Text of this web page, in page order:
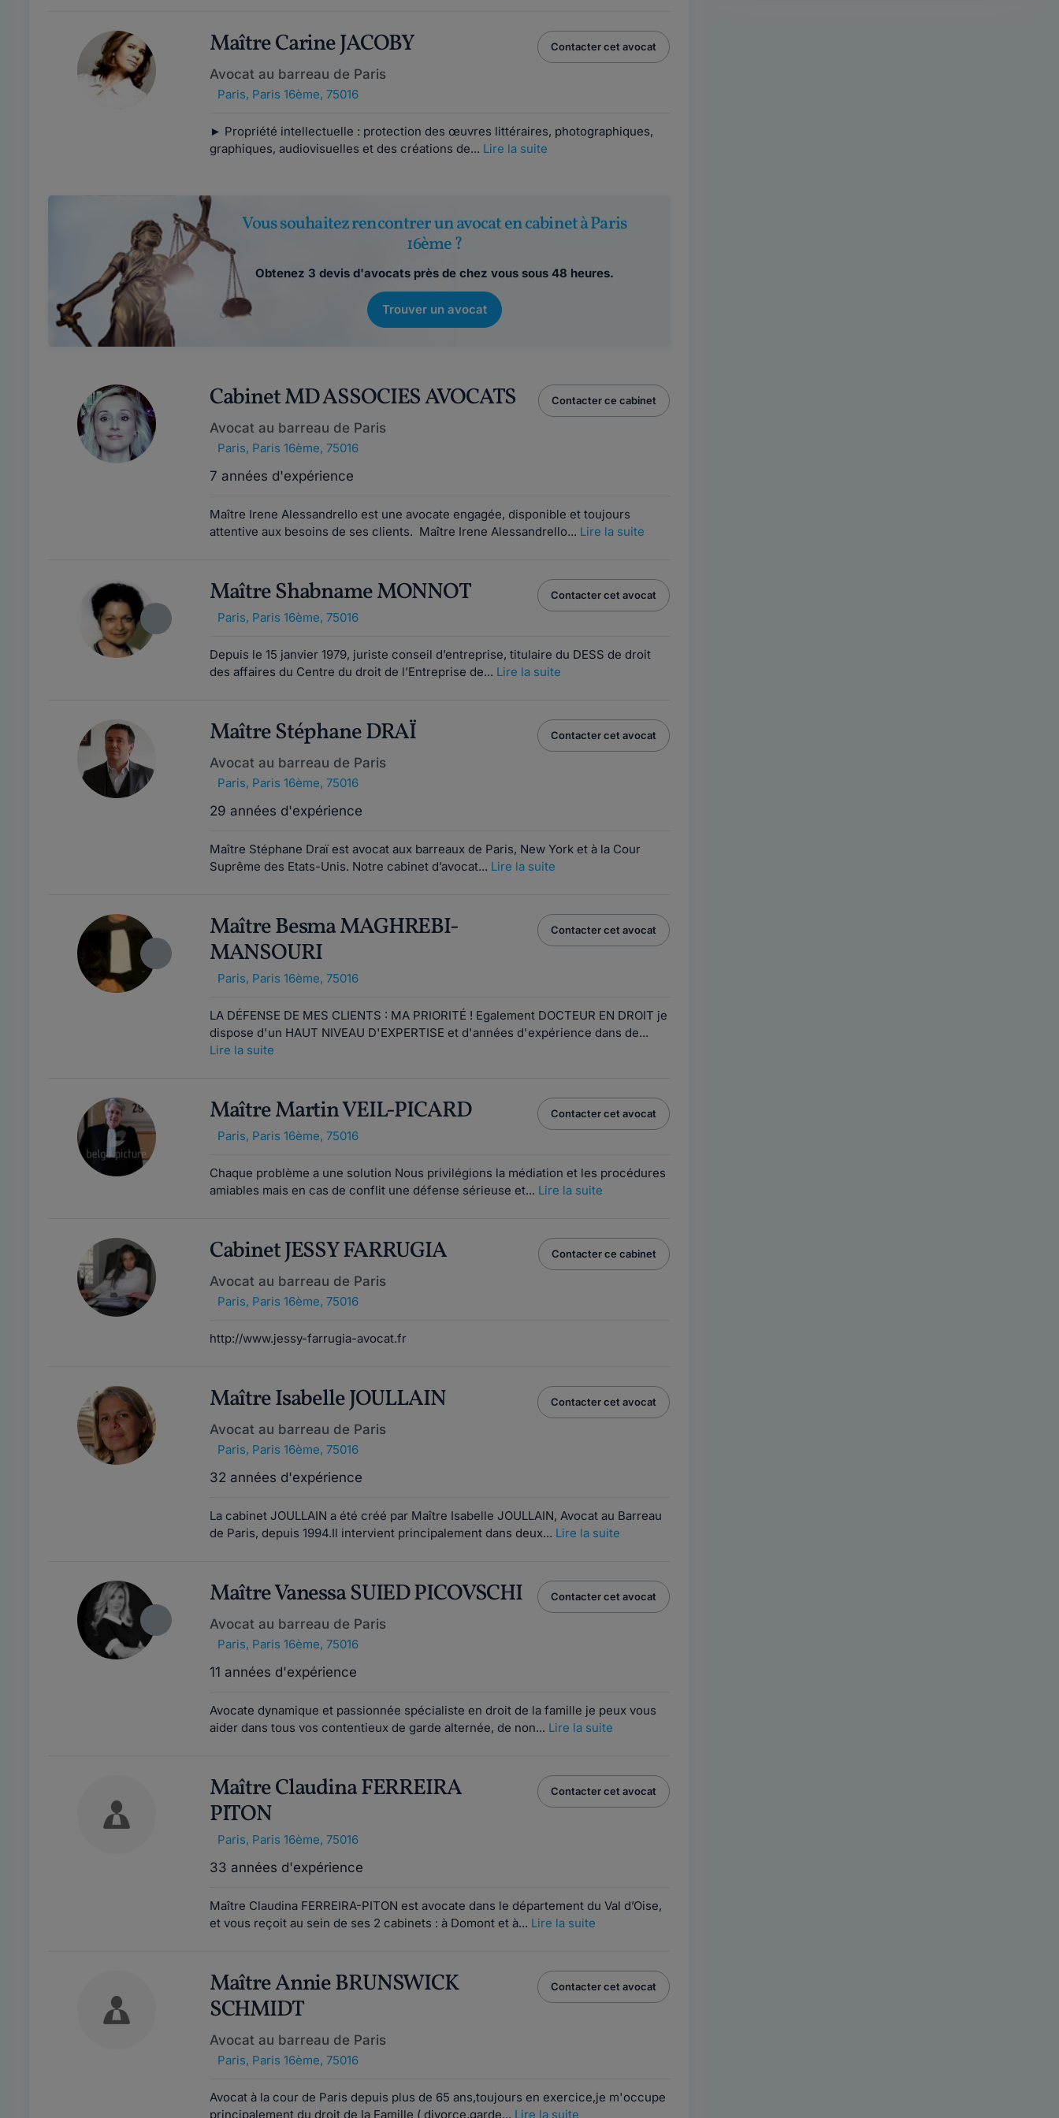
Maître Carine JACOBY
Avocat au barreau de Paris
Paris, Paris 16ème, 75016
Contacter cet avocat
► Propriété intellectuelle : protection des œuvres littéraires, photographiques,
graphiques, audiovisuelles et des créations de... Lire la suite
Vous souhaitez rencontrer un avocat en cabinet à Paris
16ème ?
Obtenez 3 devis d'avocats près de chez vous sous 48 heures.
Trouver un avocat
Cabinet MD ASSOCIES AVOCATS
Avocat au barreau de Paris
Paris, Paris 16ème, 75016
7 années d'expérience
Contacter ce cabinet
Maître Irene Alessandrello est une avocate engagée, disponible et toujours
attentive aux besoins de ses clients. Maître Irene Alessandrello... Lire la suite
Maître Shabname MONNOT
Paris, Paris 16ème, 75016
Contacter cet avocat
Depuis le 15 janvier 1979, juriste conseil d’entreprise, titulaire du DESS de droit
des affaires du Centre du droit de l’Entreprise de... Lire la suite
Maître Stéphane DRAÏ
Avocat au barreau de Paris
Paris, Paris 16ème, 75016
29 années d'expérience
Contacter cet avocat
Maître Stéphane Draï est avocat aux barreaux de Paris, New York et à la Cour
Suprême des Etats-Unis. Notre cabinet d’avocat... Lire la suite
Maître Besma MAGHREBI-
MANSOURI
Paris, Paris 16ème, 75016
Contacter cet avocat
LA DÉFENSE DE MES CLIENTS : MA PRIORITÉ ! Egalement DOCTEUR EN DROIT je
dispose d'un HAUT NIVEAU D'EXPERTISE et d'années d'expérience dans de...
Lire la suite
Maître Martin VEIL-PICARD
Paris, Paris 16ème, 75016
Contacter cet avocat
Chaque problème a une solution Nous privilégions la médiation et les procédures
amiables mais en cas de conflit une défense sérieuse et... Lire la suite
Cabinet JESSY FARRUGIA
Avocat au barreau de Paris
Paris, Paris 16ème, 75016
Contacter ce cabinet
http://www.jessy-farrugia-avocat.fr
Maître Isabelle JOULLAIN
Avocat au barreau de Paris
Paris, Paris 16ème, 75016
32 années d'expérience
Contacter cet avocat
La cabinet JOULLAIN a été créé par Maître Isabelle JOULLAIN, Avocat au Barreau
de Paris, depuis 1994.Il intervient principalement dans deux... Lire la suite
Maître Vanessa SUIED PICOVSCHI
Avocat au barreau de Paris
Paris, Paris 16ème, 75016
11 années d'expérience
Contacter cet avocat
Avocate dynamique et passionnée spécialiste en droit de la famille je peux vous
aider dans tous vos contentieux de garde alternée, de non... Lire la suite
Maître Claudina FERREIRA
PITON
Paris, Paris 16ème, 75016
33 années d'expérience
Contacter cet avocat
Maître Claudina FERREIRA-PITON est avocate dans le département du Val d’Oise,
et vous reçoit au sein de ses 2 cabinets : à Domont et à... Lire la suite
Maître Annie BRUNSWICK
SCHMIDT
Avocat au barreau de Paris
Paris, Paris 16ème, 75016
Contacter cet avocat
Avocat à la cour de Paris depuis plus de 65 ans,toujours en exercice,je m'occupe
principalement du droit de la Famille ( divorce,garde... Lire la suite